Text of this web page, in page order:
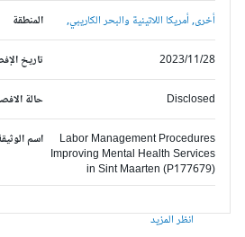
المنطقة أخرى,أمريكا اللاتينية والبحر الكاريبي,
تاريخ الإفصاح 2023/11/28
حالة الافصاح Disclosed
اسم الوثيقة
Labor Management Procedures
Improving Mental Health Services
in Sint Maarten (P177679)
انظر المزيد